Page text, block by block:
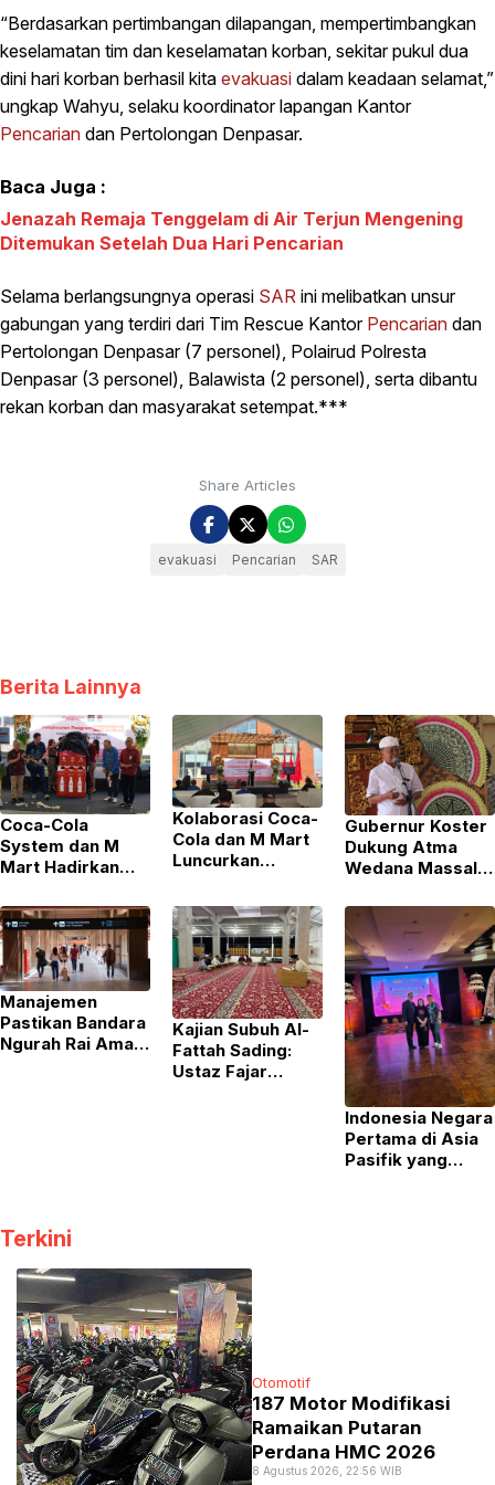
“Berdasarkan pertimbangan dilapangan, mempertimbangkan
keselamatan tim dan keselamatan korban, sekitar pukul dua
dini hari korban berhasil kita evakuasi dalam keadaan selamat,”
ungkap Wahyu, selaku koordinator lapangan Kantor
Pencarian dan Pertolongan Denpasar.
Baca Juga :
Jenazah Remaja Tenggelam di Air Terjun Mengening
Ditemukan Setelah Dua Hari Pencarian
Selama berlangsungnya operasi SAR ini melibatkan unsur
gabungan yang terdiri dari Tim Rescue Kantor Pencarian dan
Pertolongan Denpasar (7 personel), Polairud Polresta
Denpasar (3 personel), Balawista (2 personel), serta dibantu
rekan korban dan masyarakat setempat.***
Share Articles
evakuasi Pencarian SAR
Berita Lainnya
Coca-Cola
System dan M
Mart Hadirkan
Me” Perluas
Pengumpulan
Kemasan di Bali
Kolaborasi Coca-
Cola dan M Mart
Luncurkan
‘Recycle Me’ di
Kuta, Dorong
Ekosistem Daur
Ulang Kemasan
Plastik
Gubernur Koster
Dukung Atma
Wedana Massal
Tegaskan
Komitmen
Perkuat Desa
Adat
Manajemen
Pastikan Bandara
Ngurah Rai Aman
Kajian Subuh Al-
Fattah Sading:
Ustaz Fajar
Indonesia Negara
Pertama di Asia
Pasifik yang
Terkini
Otomotif
187 Motor Modifikasi
Ramaikan Putaran
Perdana HMC 2026
8 Agustus 2026, 22:56 WIB